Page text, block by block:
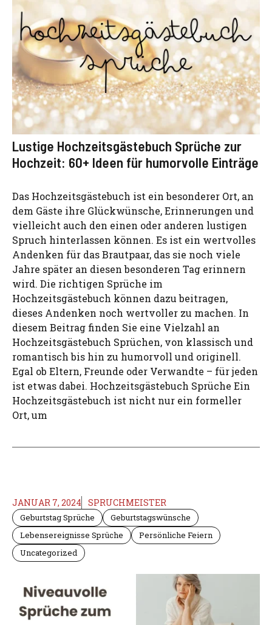
Lustige Hochzeitsgästebuch Sprüche zur
Hochzeit: 60+ Ideen für humorvolle Einträge
Das Hochzeitsgästebuch ist ein besonderer Ort, an
dem Gäste ihre Glückwünsche, Erinnerungen und
vielleicht auch den einen oder anderen lustigen
Spruch hinterlassen können. Es ist ein wertvolles
Andenken für das Brautpaar, das sie noch viele
Jahre später an diesen besonderen Tag erinnern
wird. Die richtigen Sprüche im
Hochzeitsgästebuch können dazu beitragen,
dieses Andenken noch wertvoller zu machen. In
diesem Beitrag finden Sie eine Vielzahl an
Hochzeitsgästebuch Sprüchen, von klassisch und
romantisch bis hin zu humorvoll und originell.
Egal ob Eltern, Freunde oder Verwandte – für jeden
ist etwas dabei. Hochzeitsgästebuch Sprüche Ein
Hochzeitsgästebuch ist nicht nur ein formeller
Ort, um
JANUAR 7, 2024 SPRUCHMEISTER
Geburtstag Sprüche
Geburtstagswünsche
Lebensereignisse Sprüche
Persönliche Feiern
Uncategorized